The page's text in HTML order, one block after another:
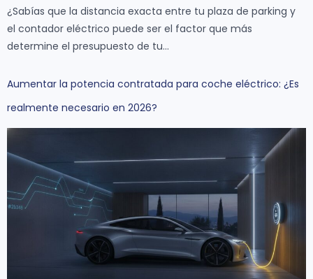
¿Sabías que la distancia exacta entre tu plaza de parking y
el contador eléctrico puede ser el factor que más
determine el presupuesto de tu…
Aumentar la potencia contratada para coche eléctrico: ¿Es
realmente necesario en 2026?